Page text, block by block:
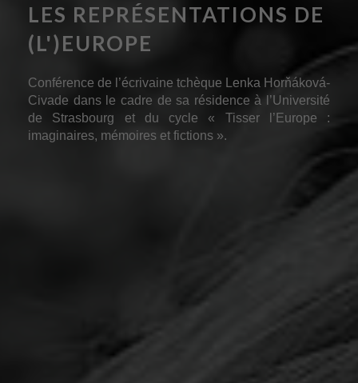
LES REPRÉSENTATIONS DE
(L')EUROPE
Conférence de l’écrivaine tchèque Lenka Horňáková-
Civade dans le cadre de sa résidence à l’Université
de Strasbourg et du cycle « Tisser l’Europe :
imaginaires, mémoires et fictions ».